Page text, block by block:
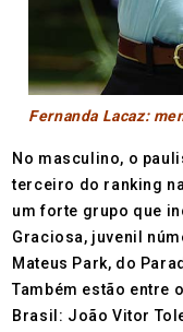
Fernanda Lacaz:
No masculino, o
terceiro do ranking
um forte grupo que
Graciosa, juvenil
Mateus Park, do
Também estão entre
Brasil: João Vitor